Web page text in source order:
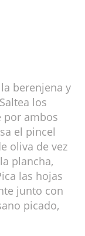
berenjena y
los
por ambos
el pincel
oliva de vez
plancha,
las hojas
junto con
picado,